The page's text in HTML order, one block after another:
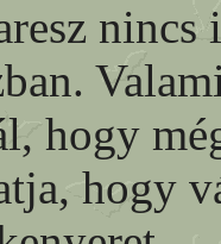
nincs
hogy
hogy